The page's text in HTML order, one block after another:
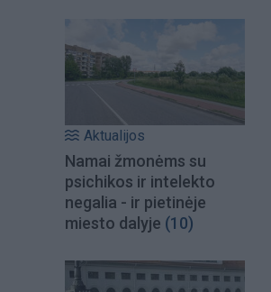
Aktualijos
Namai žmonėms su
psichikos ir intelekto
negalia - ir pietinėje
miesto dalyje (10)